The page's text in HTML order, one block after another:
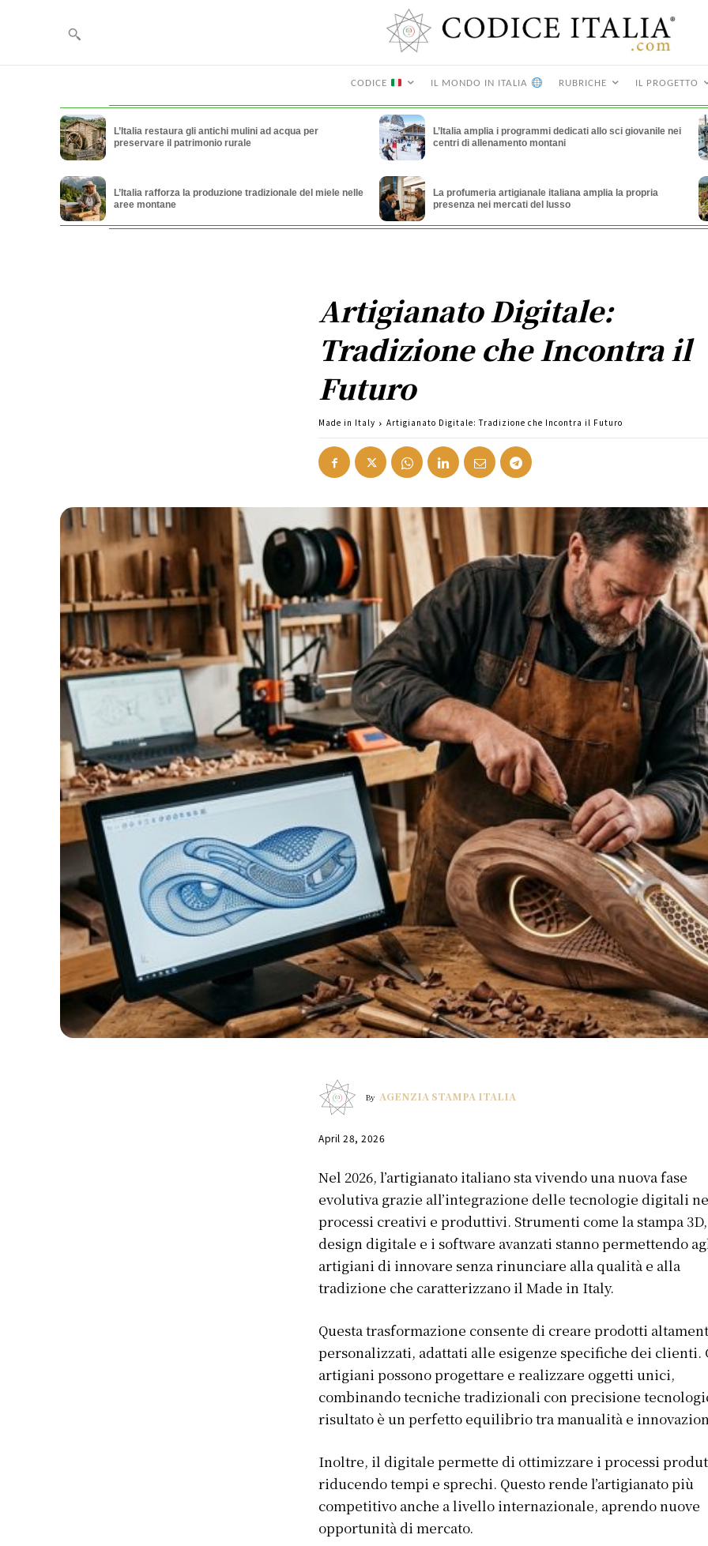
CODICE IL MONDO IN ITALIA RUBRICHE IL PROGETTO
L’Italia restaura gli antichi mulini ad acqua per
preservare il patrimonio rurale
L’Italia amplia i programmi dedicati allo sci giovanile nei
centri di allenamento montani
L’Italia rafforza la produzione tradizionale del miele nelle
aree montane
La profumeria artigianale italiana amplia la propria
presenza nei mercati del lusso
Artigianato Digitale:
Tradizione che Incontra il
Futuro
Made in Italy Artigianato Digitale: Tradizione che Incontra il Futuro
By AGENZIA STAMPA ITALIA
April 28, 2026
Nel 2026, l’artigianato italiano sta vivendo una nuova fase
evolutiva grazie all’integrazione delle tecnologie digitali
processi creativi e produttivi. Strumenti come la stampa
design digitale e i software avanzati stanno permettendo
artigiani di innovare senza rinunciare alla qualità e alla
tradizione che caratterizzano il Made in Italy.
Questa trasformazione consente di creare prodotti
personalizzati, adattati alle esigenze specifiche dei clienti.
artigiani possono progettare e realizzare oggetti unici,
combinando tecniche tradizionali con precisione
risultato è un perfetto equilibrio tra manualità e
Inoltre, il digitale permette di ottimizzare i processi
riducendo tempi e sprechi. Questo rende l’artigianato più
competitivo anche a livello internazionale, aprendo nuove
opportunità di mercato.